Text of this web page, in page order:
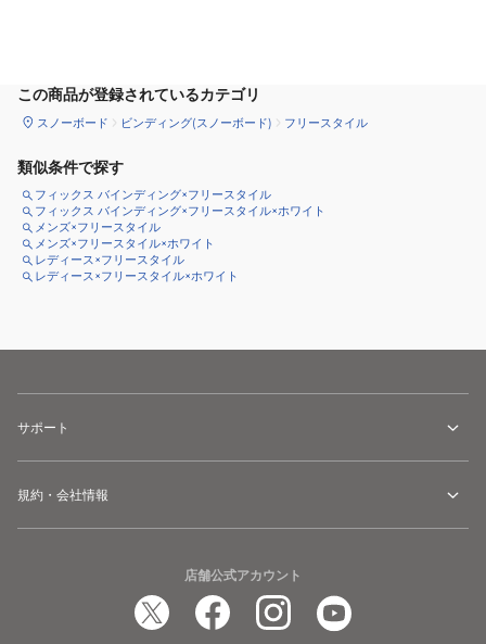
この商品が登録されているカテゴリ
スノーボード ビンディング(スノーボード) フリースタイル
類似条件で探す
フィックス バインディング×フリースタイル
フィックス バインディング×フリースタイル×ホワイト
メンズ×フリースタイル
メンズ×フリースタイル×ホワイト
レディース×フリースタイル
レディース×フリースタイル×ホワイト
サポート
規約・会社情報
店舗公式アカウント